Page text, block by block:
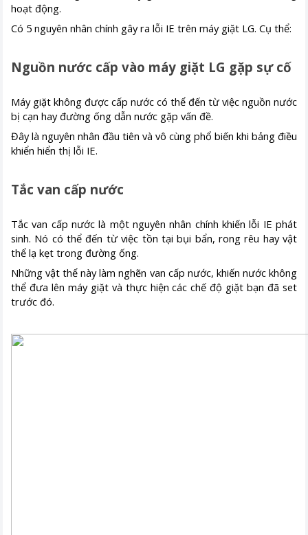
hoạt động.
Có 5 nguyên nhân chính gây ra lỗi IE trên máy giặt LG. Cụ thể:
Nguồn nước cấp vào máy giặt LG gặp sự cố
Máy giặt không được cấp nước có thể đến từ việc nguồn nước
bị cạn hay đường ống dẫn nước gặp vấn đề.
Đây là nguyên nhân đầu tiên và vô cùng phổ biến khi bảng điều
khiển hiển thị lỗi IE.
Tắc van cấp nước
Tắc van cấp nước là một nguyên nhân chính khiến lỗi IE phát
sinh. Nó có thể đến từ việc tồn tại bụi bẩn, rong rêu hay vật
thể lạ kẹt trong đường ống.
Những vật thể này làm nghẽn van cấp nước, khiến nước không
thể đưa lên máy giặt và thực hiện các chế độ giặt bạn đã set
trước đó.